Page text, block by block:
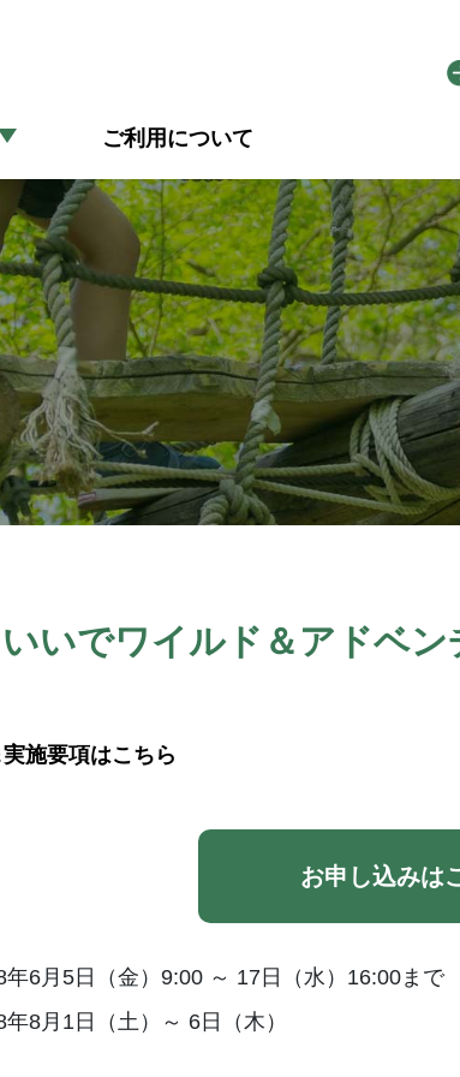
ご利用について
いいでワイルド＆アドベン
施要項はこちら
お申し込みは
年6月5日（金）9:00 ～ 17日（水）16:00まで
年8月1日（土）～ 6日（木）